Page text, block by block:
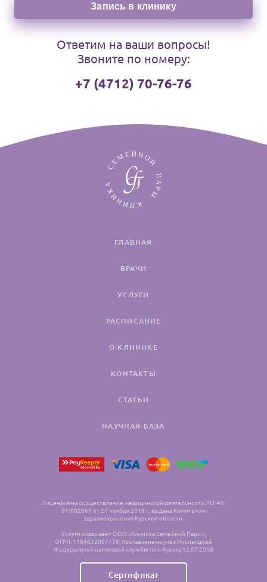
Запись в клинику
Ответим на ваши вопросы!
Звоните по номеру:
+7 (4712) 70-76-76
ГЛАВНАЯ
ВРАЧИ
УСЛУГИ
РАСПИСАНИЕ
О КЛИНИКЕ
КОНТАКТЫ
СТАТЬИ
НАУЧНАЯ БАЗА
Лицензия на осуществление медицинской деятельности ЛО-46-
01-002061 от 21 ноября 2018 г., выдана Комитетом
здравоохранения Курской области.
Услуги оказывает ООО «Клиника Семейной Пары»,
ОГРН: 1184632007779, поставлена на учёт Инспекцией
Федеральной налоговой службы по г. Курску 12.07.2018
Сертификат